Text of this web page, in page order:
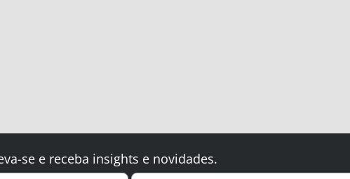
se e receba insights e novidades.